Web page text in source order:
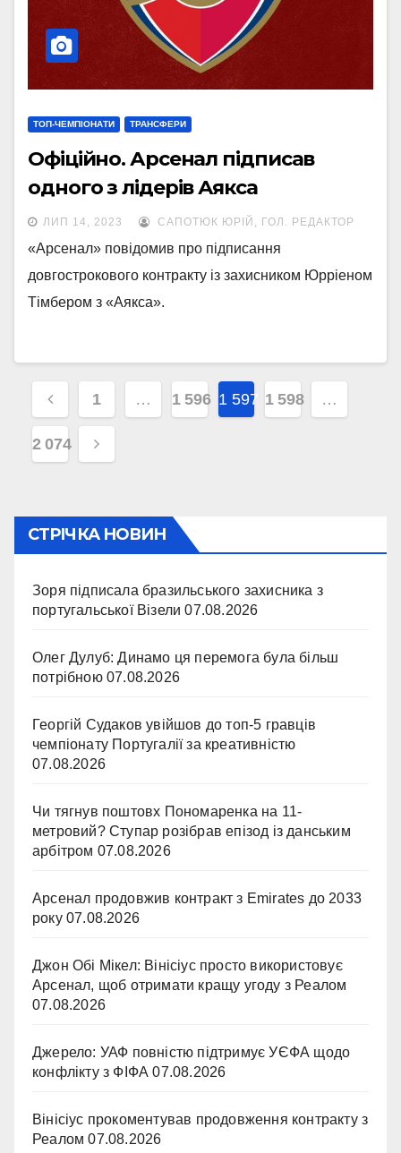
ТОП-ЧЕМПІОНАТИ ТРАНСФЕРИ
Офіційно. Арсенал підписав
одного з лідерів Аякса
ЛИП 14, 2023 САПОТЮК ЮРІЙ, ГОЛ. РЕДАКТОР
«Арсенал» повідомив про підписання
довгострокового контракту із захисником Юрріеном
Тімбером з «Аякса».
Навігація
записів
1 … 1 596 1 597 1 598 …
2 074
СТРІЧКА НОВИН
Зоря підписала бразильського захисника з
португальської Візели 07.08.2026
Олег Дулуб: Динамо ця перемога була більш
потрібною 07.08.2026
Георгій Судаков увійшов до топ-5 гравців
чемпіонату Португалії за креативністю
07.08.2026
Чи тягнув поштовх Пономаренка на 11-
метровий? Ступар розібрав епізод із данським
арбітром 07.08.2026
Арсенал продовжив контракт з Emirates до 2033
року 07.08.2026
Джон Обі Мікел: Вінісіус просто використовує
Арсенал, щоб отримати кращу угоду з Реалом
07.08.2026
Джерело: УАФ повністю підтримує УЄФА щодо
конфлікту з ФІФА 07.08.2026
Вінісіус прокоментував продовження контракту з
Реалом 07.08.2026